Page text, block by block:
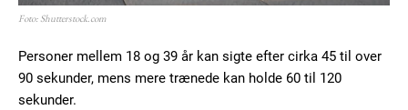
Foto: Shutterstock.com
Personer mellem 18 og 39 år kan sigte efter cirka 45 til over
90 sekunder, mens mere trænede kan holde 60 til 120
sekunder.